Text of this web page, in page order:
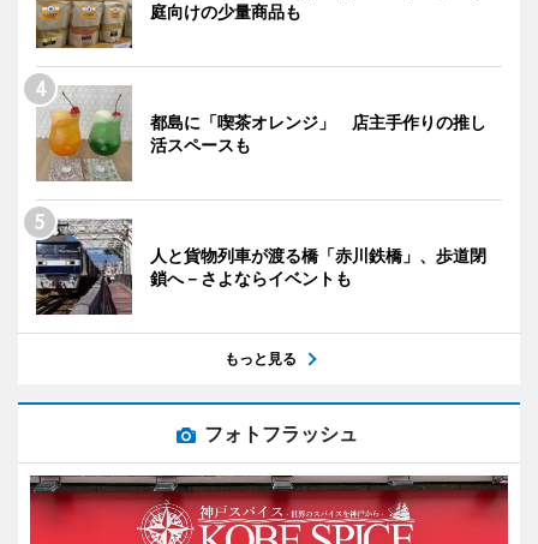
庭向けの少量商品も
都島に「喫茶オレンジ」 店主手作りの推し
活スペースも
人と貨物列車が渡る橋「赤川鉄橋」、歩道閉
鎖へ－さよならイベントも
もっと見る
フォトフラッシュ